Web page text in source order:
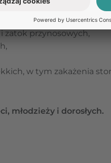
Amylan są:
zatok przynosowych,
w tym zakażenia
młodzieży i dorosłych.